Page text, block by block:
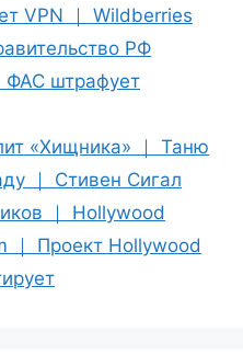
VPN ｜ Wildberries
РФ
ФАС штрафует
«Хищника» ｜ Таню
｜ Стивен Сигал
｜ Hollywood
｜ Проект Hollywood